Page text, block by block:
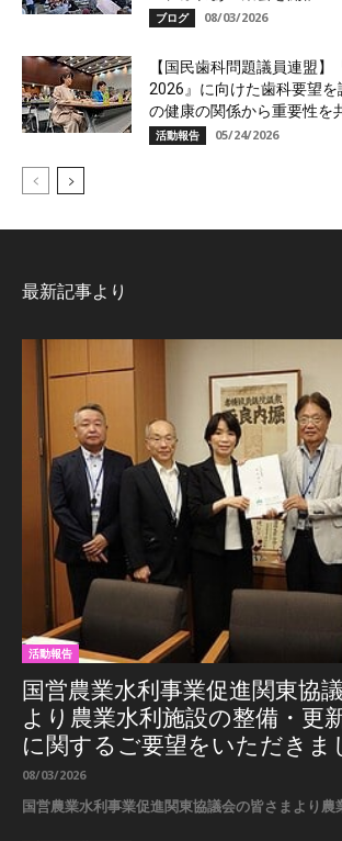
ブログ 08/03/2026
【国民歯科問題議員連盟】
2026』に向けた歯科要望
の健康の関係から重要性を
活動報告 05/24/2026
最新記事より
活動報告
国営農業水利事業促進関東協
より農業水利施設の整備・更
に関するご要望をいただきま
08/03/2026
国営農業水利事業促進関東協議会の皆さまより農